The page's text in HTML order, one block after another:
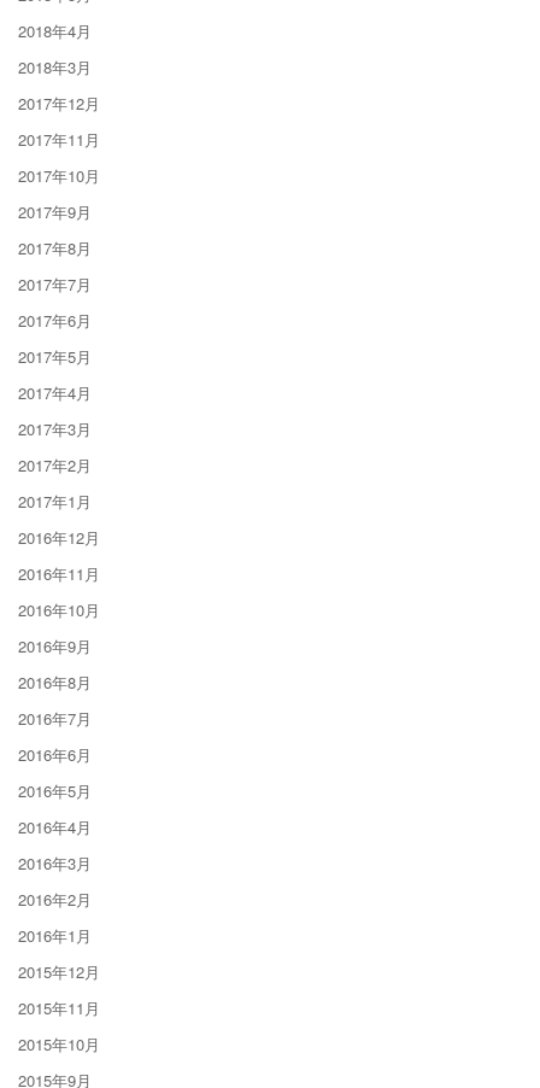
2018年4月
2018年3月
2017年12月
2017年11月
2017年10月
2017年9月
2017年8月
2017年7月
2017年6月
2017年5月
2017年4月
2017年3月
2017年2月
2017年1月
2016年12月
2016年11月
2016年10月
2016年9月
2016年8月
2016年7月
2016年6月
2016年5月
2016年4月
2016年3月
2016年2月
2016年1月
2015年12月
2015年11月
2015年10月
2015年9月